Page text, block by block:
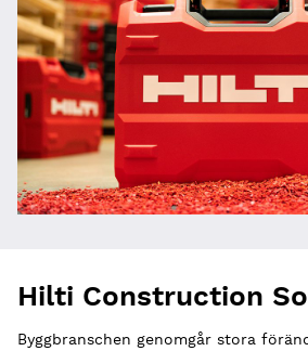
Hilti Construction
Byggbranschen genomgår stora